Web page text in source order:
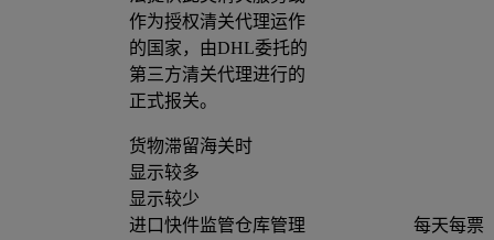
作为授权清关代理运作
的国家，由DHL委托的
第三方清关代理进行的
正式报关。
货物滞留海关时
显示较多
显示较少
进口快件监管仓库管理
每天每票